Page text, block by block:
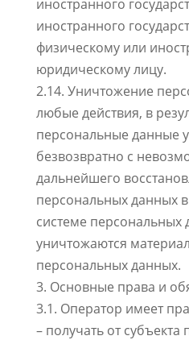
иностранного
иностранного
физическому или
юридическому лицу.
2.14. Уничтожение
любые действия, в
персональные данные
безвозвратно с
дальнейшего
персональных данных
системе персональных
уничтожаются
персональных данных.
3. Основные права и
3.1. Оператор имеет
– получать от